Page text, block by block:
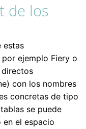
de los
estas
ejemplo Fiery o
directos
con los nombres
concretas de tipo
se puede
en el espacio